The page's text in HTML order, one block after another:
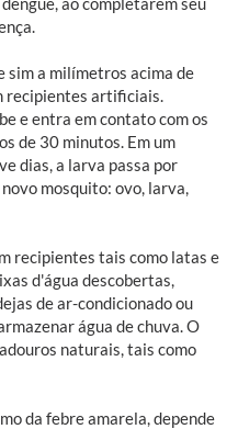
sim a milímetros acima de
recipientes artificiais.
e entra em contato com os
de 30 minutos. Em um
dias, a larva passa por
mosquito: ovo, larva,
recipientes tais como latas e
d'água descobertas,
de ar-condicionado ou
água de chuva. O
naturais, tais como
da febre amarela, depende